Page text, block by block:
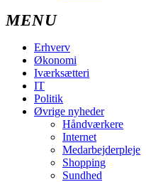
Erhverv
Økonomi
Iværksætteri
IT
Politik
Øvrige nyheder
Håndværkere
Internet
Medarbejderpleje
Shopping
Sundhed